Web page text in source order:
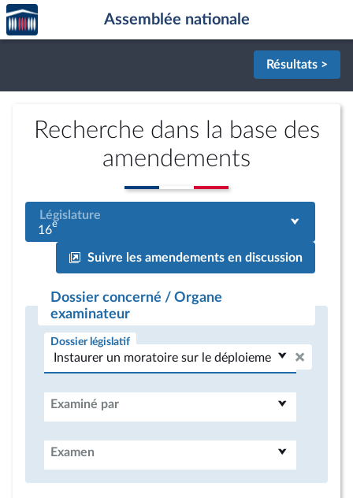
Aller au contenu
Aller en bas de la page
Accèder
à la
page
Assemblée nationale
Résultats >
Recherche dans la base des
amendements
Législature
16e
Suivre les amendements en discussion
Dossier concerné / Organe
examinateur
Dossier législatif
Examiné par
Examen